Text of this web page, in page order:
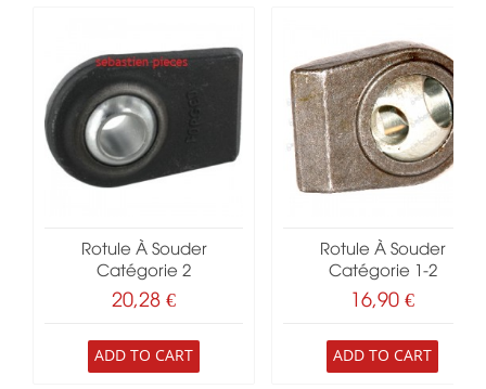
Rotule À Souder
Catégorie 2
20,28 €
ADD TO CART
Rotule À Souder
Catégorie 1-2
16,90 €
ADD TO CART